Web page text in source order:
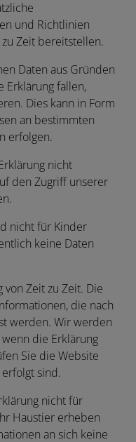
und Richtlinien
Zeit bereitstellen.
Daten aus Gründen
Erklärung fallen,
Dies kann in Form
an bestimmten
erfolgen.
nicht
den Zugriff unserer
nicht für Kinder
keine Daten
Zeit zu Zeit. Die
die nach
werden. Wir werden
die Erklärung
Sie die Website
sind.
nicht für
Haustier erheben
an sich keine